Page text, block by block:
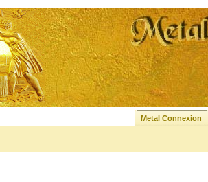
Metal Connexion